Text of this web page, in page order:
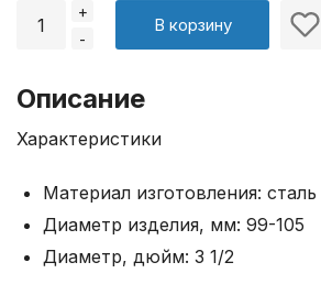
+
-
В корзину
Описание
Характеристики
Материал изготовления: сталь
Диаметр изделия, мм: 99-105
Диаметр, дюйм: 3 1/2